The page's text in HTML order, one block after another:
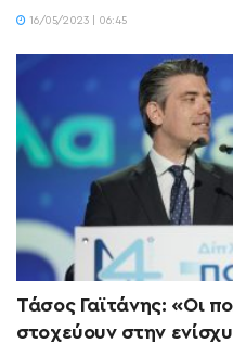
16/05/2023 | 06:45
Τάσος Γαϊτάνης: «Οι
στοχεύουν στην